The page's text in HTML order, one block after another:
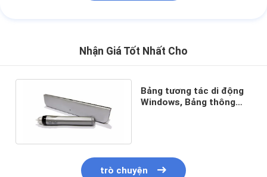
Nhận Giá Tốt Nhất Cho
Bảng tương tác di động
Windows, Bảng thông
trò chuyện